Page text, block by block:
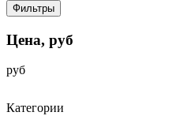
Фильтры
Цена, руб
руб
Категории